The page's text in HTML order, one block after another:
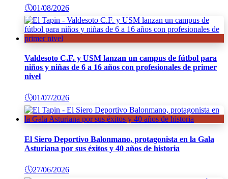
🕔01/08/2026
Valdesoto C.F. y USM lanzan un campus de fútbol para
niños y niñas de 6 a 16 años con profesionales de primer
nivel
🕔01/07/2026
El Siero Deportivo Balonmano, protagonista en la Gala
Asturiana por sus éxitos y 40 años de historia
🕔27/06/2026